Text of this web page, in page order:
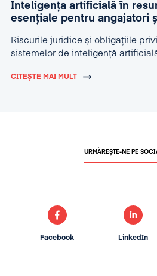
Inteligența artificială în
esențiale pentru angajatori
Riscurile juridice și obligațiile
sistemelor de inteligență
CITEȘTE MAI MULT
URMĂREȘTE-NE PE
Facebook LinkedIn